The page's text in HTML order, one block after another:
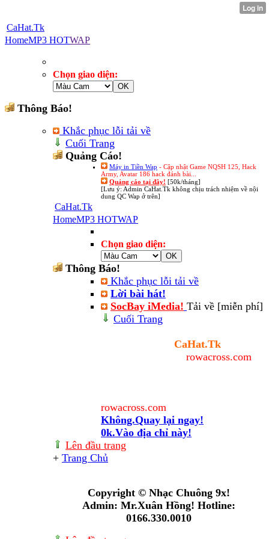
CaHat.Tk
HomeMP3 HOTWAP
Chọn giao diện:
Thông Báo!
Khắc phục lỗi tải về
Cuối Trang
Quảng Cáo!
Máy in Tiền Wap - Cập nhật Game NQSH 125, Hack
Army, Avatar 186 hack đánh bài...
Quảng cáo tại đây! [50k/tháng]
[Lưu ý: Admin CaHat.Tk không chịu trách nhiệm về nội
dung QC Wap ở trên]
CaHat.Tk
HomeMP3 HOTWAP
Chọn giao diện:
Thông Báo!
Khắc phục lỗi tải về
Lời bài hát!
SocBay iMedia! Tải về [miễn phí]
Cuối Trang
CaHat.Tk
rowacross.com
rowacross.com
Không.Quay lại ngay!
0k.Vào địa chỉ này!
Lên đầu trang
+ Trang Chủ
Copyright © Nhạc Chuông 9x!
Admin: Mr.Xuân Hồng! Hotline:
0166.330.0010